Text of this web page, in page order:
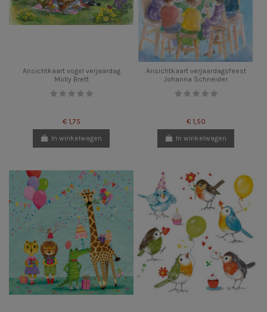
Ansichtkaart vogel verjaardag
Molly Brett
€ 1,75
In winkelwagen
Ansichtkaart verjaardagsfeest
Johanna Schneider
€ 1,50
In winkelwagen